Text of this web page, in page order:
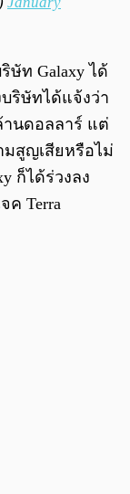
ษัท Galaxy ได้
ริษัทได้แจ้งว่า
นดอลลาร์ แต่
มสูญเสียหรือไม่
ก็ได้ร่วงลง
ค Terra